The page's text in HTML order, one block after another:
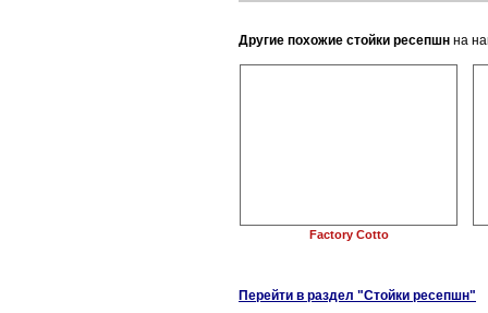
Другие похожие стойки ресепшн на
Factory Cotto
Перейти в раздел "Стойки ресепшн"